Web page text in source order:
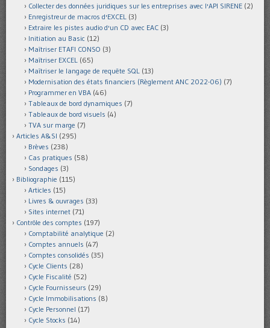
Collecter des données juridiques sur les entreprises avec l'API SIRENE (2)
Enregistreur de macros d'EXCEL (3)
Extraire les pistes audio d'un CD avec EAC (3)
Initiation au Basic (12)
Maîtriser ETAFI CONSO (3)
Maîtriser EXCEL (65)
Maîtriser le langage de requête SQL (13)
Modernisation des états financiers (Règlement ANC 2022-06) (7)
Programmer en VBA (46)
Tableaux de bord dynamiques (7)
Tableaux de bord visuels (4)
TVA sur marge (7)
Articles A&SI (295)
Brèves (238)
Cas pratiques (58)
Sondages (3)
Bibliographie (115)
Articles (15)
Livres & ouvrages (33)
Sites internet (71)
Contrôle des comptes (197)
Comptabilité analytique (2)
Comptes annuels (47)
Comptes consolidés (35)
Cycle Clients (28)
Cycle Fiscalité (52)
Cycle Fournisseurs (29)
Cycle Immobilisations (8)
Cycle Personnel (17)
Cycle Stocks (14)